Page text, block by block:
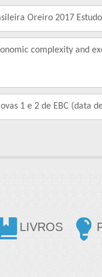
Oreiro 2017
complexity and
1 e 2 de EBC (data
LIVROS